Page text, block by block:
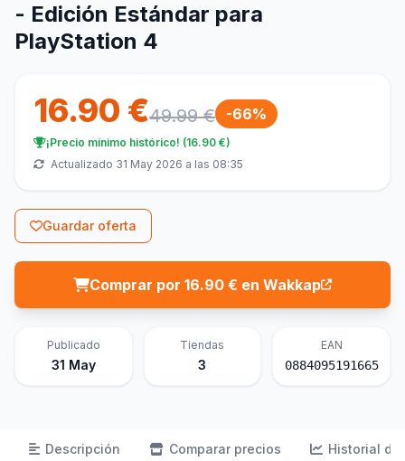
- Edición Estándar para
PlayStation 4
16.90 €49.99 € -66%
¡Precio mínimo histórico! (16.90 €)
Actualizado 31 May 2026 a las 08:35
Guardar oferta
Comprar por 16.90 € en Wakkap
Publicado
31 May
Tiendas
3
EAN
0884095191665
Descripción Comparar precios Historial de